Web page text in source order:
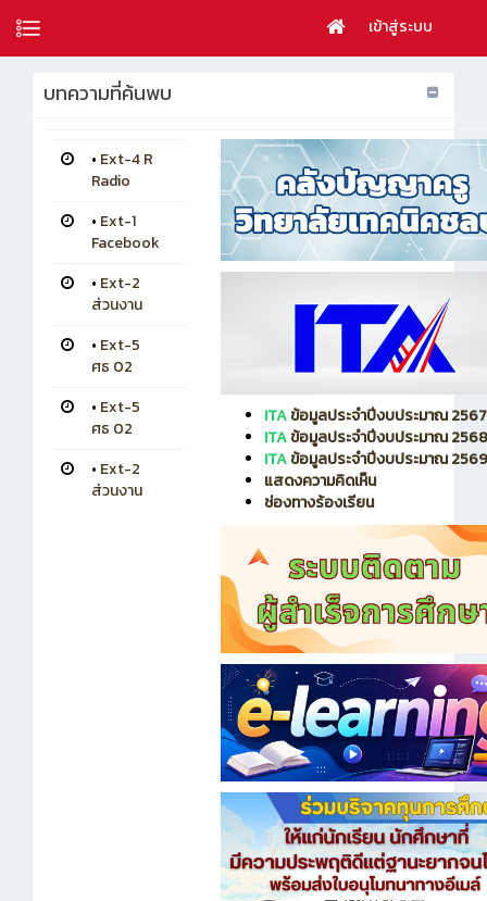
เข้าสู่ระบบ
บทความที่ค้นพบ
• Ext-4 R
Radio
• Ext-1
Facebook
• Ext-2
ส่วนงาน
• Ext-5
ศธ 02
• Ext-5
ศธ 02
• Ext-2
ส่วนงาน
ITAข้อมูลประจำปีงบประมาณ 2567
ITAข้อมูลประจำปีงบประมาณ 2568
ITAข้อมูลประจำปีงบประมาณ 2569
แสดงความคิดเห็น
ช่องทางร้องเรียน